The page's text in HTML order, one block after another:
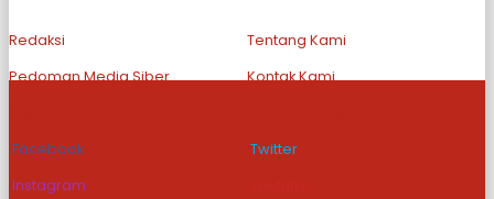
Redaksi
Tentang Kami
Pedoman Media Siber
Kontak Kami
Facebook
Twitter
Instagram